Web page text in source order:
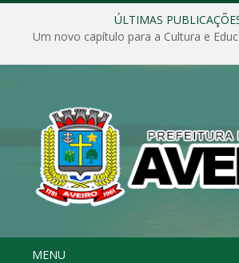
ÚLTIMAS
Um novo capítulo para a Cultura e
MENU